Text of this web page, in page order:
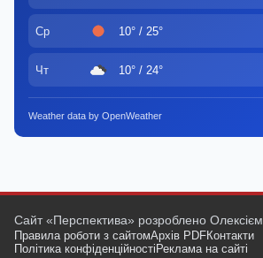
Ср 10° / 25°
Чт 10° / 24°
Weather data by OpenWeather
Сайт «Перспектива» розроблено Олексієм
Правила роботи з сайтомАрхів PDFКонтакти
Політика конфіденційності Реклама на сайті